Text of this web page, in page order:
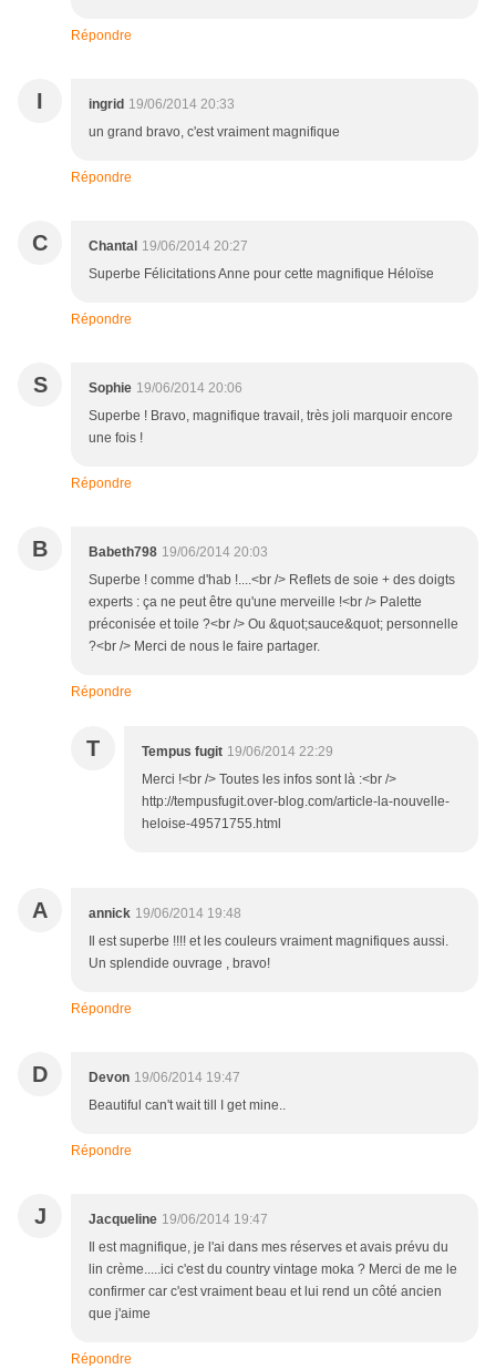
Répondre
I ingrid 19/06/2014 20:33
un grand bravo, c'est vraiment magnifique
Répondre
C Chantal 19/06/2014 20:27
Superbe Félicitations Anne pour cette magnifique Héloïse
Répondre
S Sophie 19/06/2014 20:06
Superbe ! Bravo, magnifique travail, très joli marquoir encore
une fois !
Répondre
B Babeth798 19/06/2014 20:03
Superbe ! comme d'hab !....<br /> Reflets de soie + des doigts
experts : ça ne peut être qu'une merveille !<br /> Palette
préconisée et toile ?<br /> Ou &quot;sauce&quot; personnelle
?<br /> Merci de nous le faire partager.
Répondre
T Tempus fugit 19/06/2014 22:29
Merci !<br /> Toutes les infos sont là :<br />
http://tempusfugit.over-blog.com/article-la-nouvelle-
heloise-49571755.html
A annick 19/06/2014 19:48
Il est superbe !!!! et les couleurs vraiment magnifiques aussi.
Un splendide ouvrage , bravo!
Répondre
D Devon 19/06/2014 19:47
Beautiful can't wait till I get mine..
Répondre
J Jacqueline 19/06/2014 19:47
Il est magnifique, je l'ai dans mes réserves et avais prévu du
lin crème.....ici c'est du country vintage moka ? Merci de me le
confirmer car c'est vraiment beau et lui rend un côté ancien
que j'aime
Répondre